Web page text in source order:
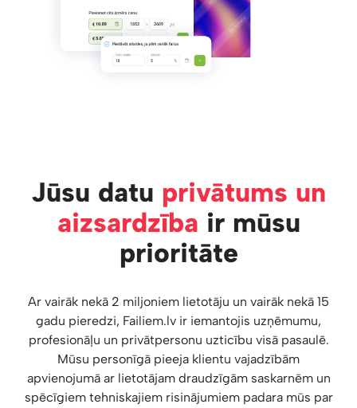
Jūsu datu privātums un
aizsardzība ir mūsu
prioritāte
Ar vairāk nekā 2 miljoniem lietotāju un vairāk nekā 15
gadu pieredzi, Failiem.lv ir iemantojis uzņēmumu,
profesionāļu un privātpersonu uzticību visā pasaulē.
Mūsu personīgā pieeja klientu vajadzībām
apvienojumā ar lietotājam draudzīgām saskarnēm un
spēcīgiem tehniskajiem risinājumiem padara mūs par